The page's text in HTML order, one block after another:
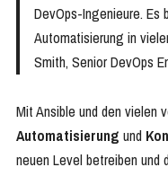
DevOps-Ingenieure. Es
Automatisierung in
Smith, Senior DevOps
Mit Ansible und den vielen
Automatisierung und
neuen Level betreiben und